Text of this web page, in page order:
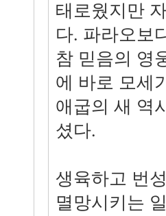
태로웠지만
다. 파라오보
참 믿음의 영
에 바로 모세
애굽의 새 역
셨다.
생육하고 번
멸망시키는